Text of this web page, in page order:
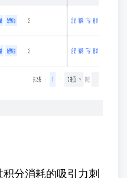
分消耗的吸引力刺